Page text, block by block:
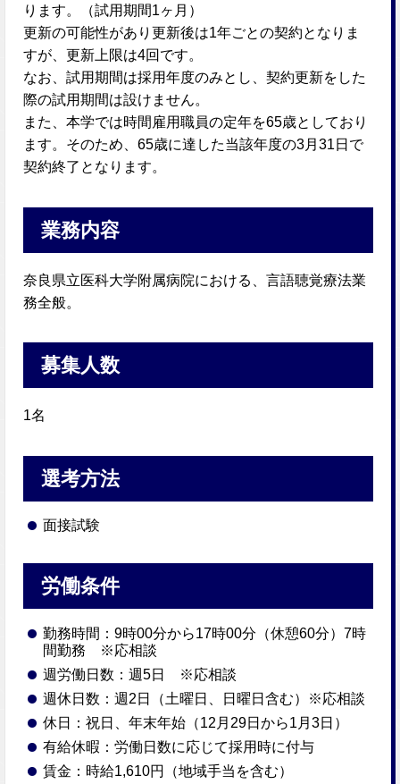
ります。（試用期間1ヶ月）
更新の可能性があり更新後は1年ごとの契約となりま
すが、更新上限は4回です。
なお、試用期間は採用年度のみとし、契約更新をした
際の試用期間は設けません。
また、本学では時間雇用職員の定年を65歳としており
ます。そのため、65歳に達した当該年度の3月31日で
契約終了となります。
業務内容
奈良県立医科大学附属病院における、言語聴覚療法業
務全般。
募集人数
1名
選考方法
面接試験
労働条件
勤務時間：9時00分から17時00分（休憩60分）7時
間勤務 ※応相談
週労働日数：週5日 ※応相談
週休日数：週2日（土曜日、日曜日含む）※応相談
休日：祝日、年末年始（12月29日から1月3日）
有給休暇：労働日数に応じて採用時に付与
賃金：時給1,610円（地域手当を含む）